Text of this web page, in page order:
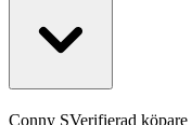
Conny SVerifierad köpare